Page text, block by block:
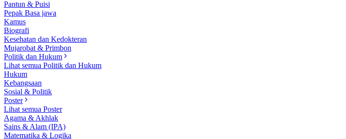
Pantun & Puisi
Pepak Basa jawa
Kamus
Biografi
Kesehatan dan Kedokteran
Mujarobat & Primbon
Politik dan Hukum
Lihat semua Politik dan Hukum
Hukum
Kebangsaan
Sosial & Politik
Poster
Lihat semua Poster
Agama & Akhlak
Sains & Alam (IPA)
Matematika & Logika